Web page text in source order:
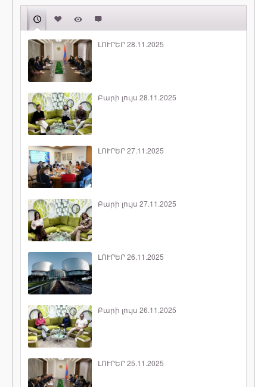
ԼՈՒՐԵՐ 28.11.2025
Բարի լույս 28.11.2025
ԼՈՒՐԵՐ 27.11.2025
Բարի լույս 27.11.2025
ԼՈՒՐԵՐ 26.11.2025
Բարի լույս 26.11.2025
ԼՈՒՐԵՐ 25.11.2025